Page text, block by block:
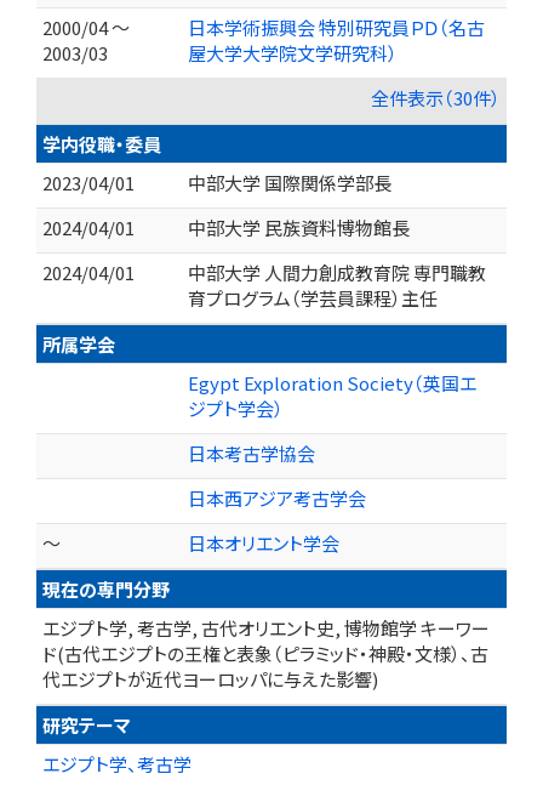
2000/04 ～
2003/03
日本学術振興会 特別研究員ＰＤ（名古
屋大学大学院文学研究科）
全件表示（30件）
学内役職・委員
2023/04/01
中部大学 国際関係学部長
2024/04/01
中部大学 民族資料博物館長
2024/04/01
中部大学 人間力創成教育院 専門職教
育プログラム（学芸員課程）主任
所属学会
Egypt Exploration Society（英国エ
ジプト学会）
日本考古学協会
日本西アジア考古学会
～
日本オリエント学会
現在の専門分野
エジプト学, 考古学, 古代オリエント史, 博物館学 キーワー
ド(古代エジプトの王権と表象（ピラミッド・神殿・文様）、古
代エジプトが近代ヨーロッパに与えた影響)
研究テーマ
エジプト学、考古学